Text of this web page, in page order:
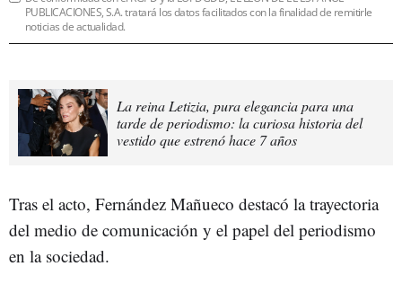
PUBLICACIONES, S.A. tratará los datos facilitados con la finalidad de remitirle
noticias de actualidad.
La reina Letizia, pura elegancia para una
tarde de periodismo: la curiosa historia del
vestido que estrenó hace 7 años
Tras el acto, Fernández Mañueco destacó la trayectoria
del medio de comunicación y el papel del periodismo
en la sociedad.